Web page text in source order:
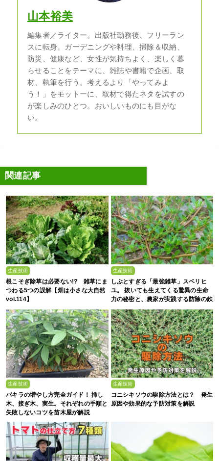
山本裕美
編集者／ライター。出版社勤務後、フリーラン
スに転身。ガーデニングや料理、掃除＆収納、
防災、健康など、女性が気持ちよく、楽しく暮
らせることをテーマに、雑誌や書籍で企画、取
材、執筆を行う。考えるより「やってみよ
う！」をモットーに、取材で得たネタを試すの
が楽しみのひとつ。おいしいものにも目がな
い。
関連記事
生産技術
根こそぎ除草は必要ない!? 雑草にま
つわる5つの誤解【畑は小さな大自然
vol.114】
生産技術
しぶとすぎる「最強雑草」スベリヒ
ユ。 抜いても生えてくる驚異の生命
力の秘密と、農家が実践する防除の鉄
生産技術
パキラの増やし方完全ガイド！ 挿し
木、接ぎ木、実生。それぞれの手順と
失敗しないコツを苗木屋が解説
生産技術
コニシキソウの駆除方法とは？ 発生
原因や効果的な予防対策を解説